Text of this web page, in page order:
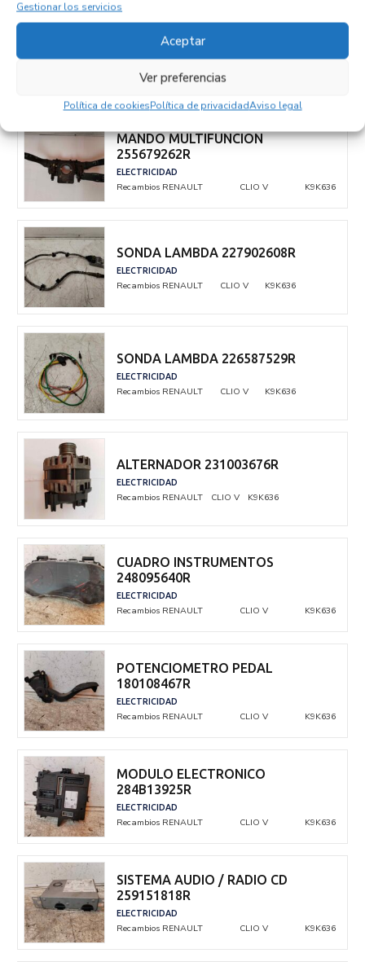
Gestionar los servicios
Aceptar
Ver preferencias
Política de cookiesPolítica de privacidadAviso legal
MOTOR LIMPIA TRASERO
287108228R
Recambios RENAULT
MANDO MULTIFUNCION
255679262R
ELECTRICIDAD
Recambios RENAULT CLIO V K9K636
SONDA LAMBDA 227902608R
ELECTRICIDAD
Recambios RENAULT CLIO V K9K636
SONDA LAMBDA 226587529R
ELECTRICIDAD
Recambios RENAULT CLIO V K9K636
ALTERNADOR 231003676R
ELECTRICIDAD
Recambios RENAULT CLIO V K9K636
CUADRO INSTRUMENTOS
248095640R
ELECTRICIDAD
Recambios RENAULT CLIO V K9K636
POTENCIOMETRO PEDAL
180108467R
ELECTRICIDAD
Recambios RENAULT CLIO V K9K636
MODULO ELECTRONICO
284B13925R
ELECTRICIDAD
Recambios RENAULT CLIO V K9K636
SISTEMA AUDIO / RADIO CD
259151818R
ELECTRICIDAD
Recambios RENAULT CLIO V K9K636